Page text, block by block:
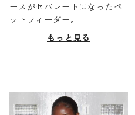
ースがセパレートになったペ
ットフィーダー。
もっと見る